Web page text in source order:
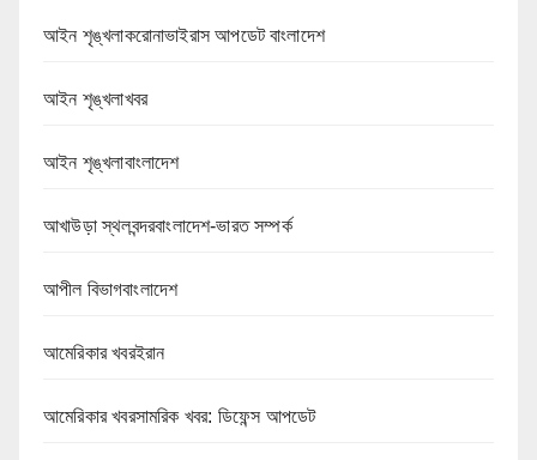
আইন শৃঙ্খলাকরোনাভাইরাস আপডেট বাংলাদেশ
আইন শৃঙ্খলাখবর
আইন শৃঙ্খলাবাংলাদেশ
আখাউড়া স্থলবন্দরবাংলাদেশ-ভারত সম্পর্ক
আপীল বিভাগবাংলাদেশ
আমেরিকার খবরইরান
আমেরিকার খবরসামরিক খবর: ডিফেন্স আপডেট